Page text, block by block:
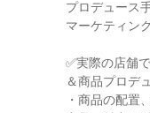
プロデュース
マーケティン
✅実際の店舗
＆商品プロデ
・商品の配置